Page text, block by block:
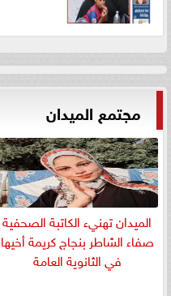
مجتمع الميدان
الميدان تهنيء الكاتبة الصحفية
صفاء الشاطر بنجاج كريمة أخيها
في الثانوية العامة